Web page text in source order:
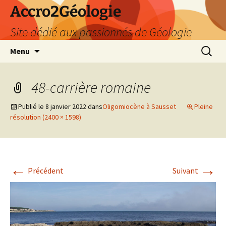
Accro2Géologie
Site dédié aux passionnés de Géologie
Menu
48-carrière romaine
Publié le 8 janvier 2022dansOligomiocène à Sausset
Pleine
résolution (2400 × 1598)
← Précédent Suivant →